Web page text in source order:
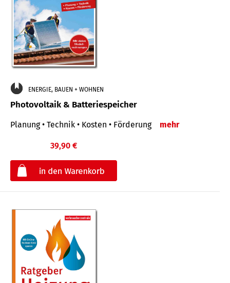
ENERGIE, BAUEN + WOHNEN
Photovoltaik & Batteriespeicher
Planung • Technik • Kosten • Förderung mehr
39,90 €